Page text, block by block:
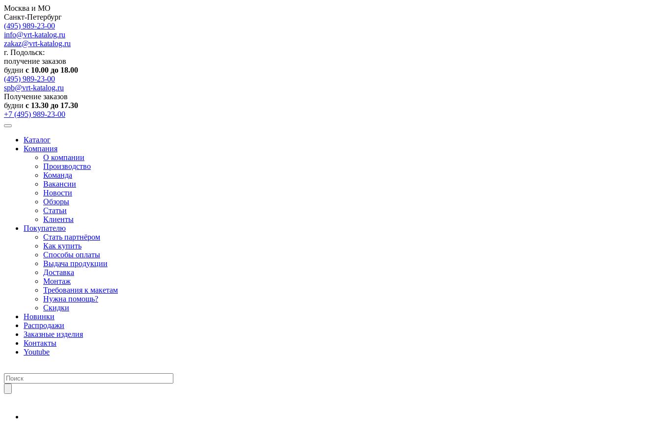
Москва и МО
Санкт-Петербург
(495) 989-23-00
info@vrt-katalog.ru
zakaz@vrt-katalog.ru
г. Подольск:
получение заказов
будни с 10.00 до 18.00
(495) 989-23-00
spb@vrt-katalog.ru
Получение заказов
будни с 13.30 до 17.30
+7 (495) 989-23-00
Каталог
Компания
О компании
Производство
Команда
Вакансии
Новости
Обзоры
Статьи
Клиенты
Покупателю
Стать партнёром
Как купить
Способы оплаты
Выдача продукции
Доставка
Монтаж
Требования к макетам
Нужна помощь?
Скидки
Новинки
Распродажи
Заказные изделия
Контакты
Youtube